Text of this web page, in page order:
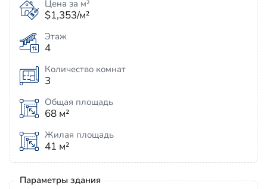
Цена за м²
$1,353/м²
Этаж
4
Количество комнат
3
Общая площадь
68 м²
Жилая площадь
41 м²
Параметры здания